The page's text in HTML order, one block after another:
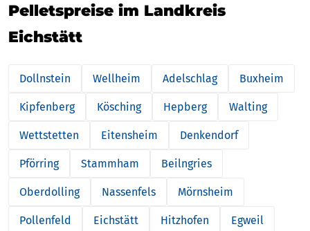
Pelletspreise im Landkreis
Eichstätt
Dollnstein Wellheim Adelschlag Buxheim
Kipfenberg Kösching Hepberg Walting
Wettstetten Eitensheim Denkendorf
Pförring Stammham Beilngries
Oberdolling Nassenfels Mörnsheim
Pollenfeld Eichstätt Hitzhofen Egweil